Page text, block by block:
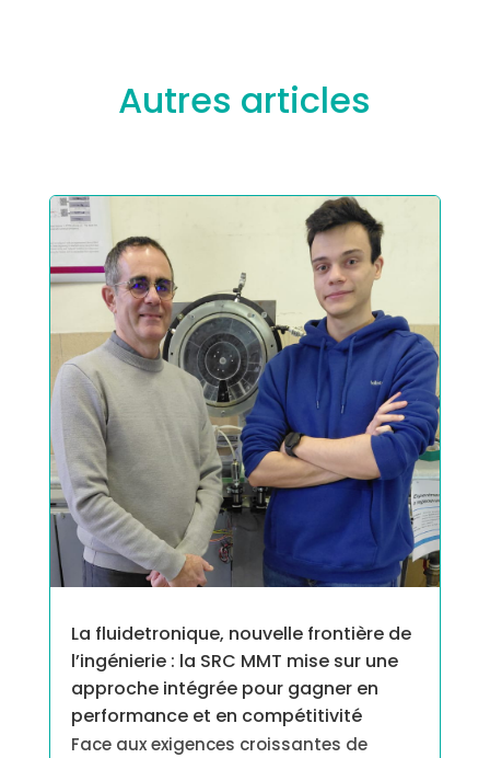
Autres articles
La fluidetronique, nouvelle frontière de
l’ingénierie : la SRC MMT mise sur une
approche intégrée pour gagner en
performance et en compétitivité
Face aux exigences croissantes de